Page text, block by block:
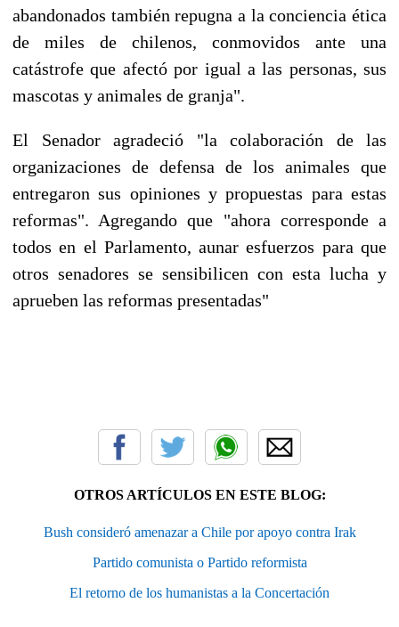
abandonados también repugna a la conciencia ética
de miles de chilenos, conmovidos ante una
catástrofe que afectó por igual a las personas, sus
mascotas y animales de granja".
El Senador agradeció "la colaboración de las
organizaciones de defensa de los animales que
entregaron sus opiniones y propuestas para estas
reformas". Agregando que "ahora corresponde a
todos en el Parlamento, aunar esfuerzos para que
otros senadores se sensibilicen con esta lucha y
aprueben las reformas presentadas"
OTROS ARTÍCULOS EN ESTE BLOG:
Bush consideró amenazar a Chile por apoyo contra Irak
Partido comunista o Partido reformista
El retorno de los humanistas a la Concertación